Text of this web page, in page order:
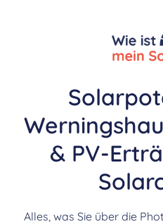
& PV-
Alles, was Sie über die